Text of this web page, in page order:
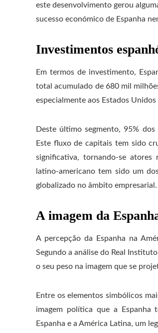
este desenvolvimento gerou
sucesso económico de Espanha
Investimentos
Em termos de investimento,
total acumulado de 680 mil
especialmente aos Estados
Deste último segmento, 95%
Este fluxo de capitais tem sido
significativa, tornando-se atores
latino-americano tem sido um
globalizado no âmbito empresarial.
A imagem da
A percepção da Espanha na
Segundo a análise do Real
o seu peso na imagem que se
Entre os elementos simbólicos
imagem política que a Espanha
Espanha e a América Latina, um